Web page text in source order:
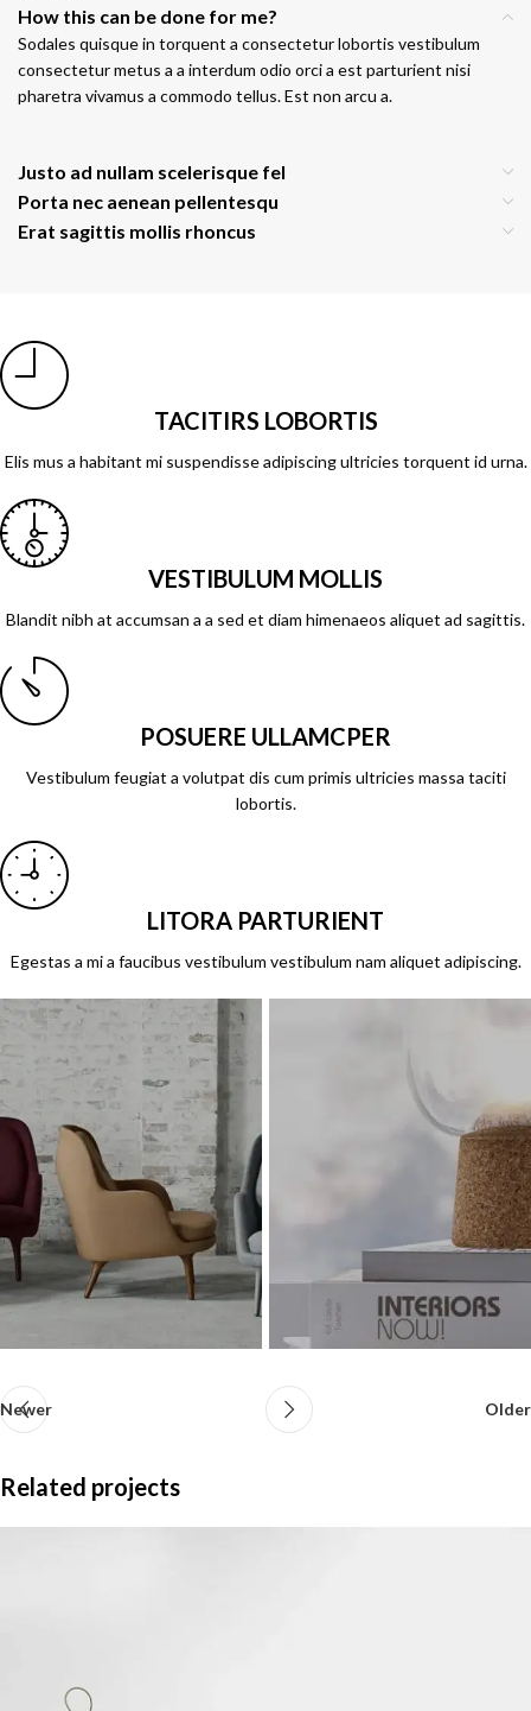
How this can be done for me?
Sodales quisque in torquent a consectetur lobortis vestibulum
consectetur metus a a interdum odio orci a est parturient nisi
pharetra vivamus a commodo tellus. Est non arcu a.
Justo ad nullam scelerisque fel
Porta nec aenean pellentesqu
Erat sagittis mollis rhoncus
TACITIRS LOBORTIS
Elis mus a habitant mi suspendisse adipiscing ultricies torquent id urna.
VESTIBULUM MOLLIS
Blandit nibh at accumsan a a sed et diam himenaeos aliquet ad sagittis.
POSUERE ULLAMCPER
Vestibulum feugiat a volutpat dis cum primis ultricies massa taciti
lobortis.
LITORA PARTURIENT
Egestas a mi a faucibus vestibulum vestibulum nam aliquet adipiscing.
Newer Older
Related projects